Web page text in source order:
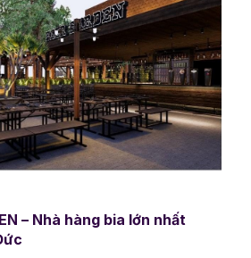
– Nhà hàng bia lớn nhất